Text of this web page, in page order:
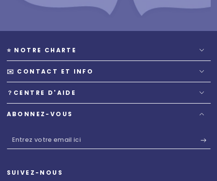
⭐️ NOTRE CHARTE
✉️ CONTACT ET INFO
？CENTRE D'AIDE
ABONNEZ-VOUS
Entrez
votre
SUIVEZ-NOUS